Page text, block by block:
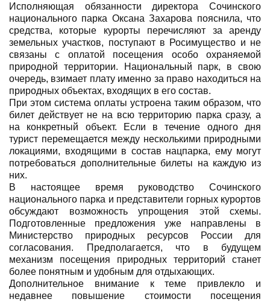
Исполняющая обязанности директора Сочинского
национального парка Оксана Захарова пояснила, что
средства, которые курорты перечисляют за аренду
земельных участков, поступают в Росимущество и не
связаны с оплатой посещения особо охраняемой
природной территории. Национальный парк, в свою
очередь, взимает плату именно за право находиться на
природных объектах, входящих в его состав.
При этом система оплаты устроена таким образом, что
билет действует не на всю территорию парка сразу, а
на конкретный объект. Если в течение одного дня
турист перемещается между несколькими природными
локациями, входящими в состав нацпарка, ему могут
потребоваться дополнительные билеты на каждую из
них.
В настоящее время руководство Сочинского
национального парка и представители горных курортов
обсуждают возможность упрощения этой схемы.
Подготовленные предложения уже направлены в
Министерство природных ресурсов России для
согласования. Предполагается, что в будущем
механизм посещения природных территорий станет
более понятным и удобным для отдыхающих.
Дополнительное внимание к теме привлекло и
недавнее повышение стоимости посещения